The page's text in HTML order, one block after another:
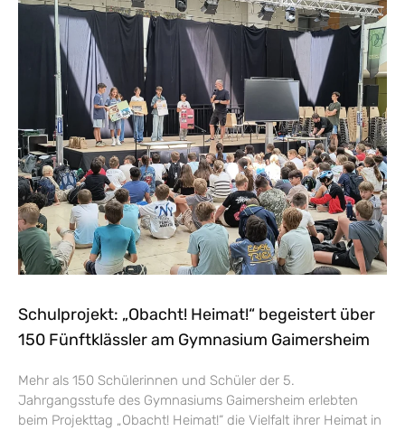
Schulprojekt: „Obacht! Heimat!“ begeistert über
150 Fünftklässler am Gymnasium Gaimersheim
Mehr als 150 Schülerinnen und Schüler der 5.
Jahrgangsstufe des Gymnasiums Gaimersheim erlebten
beim Projekttag „Obacht! Heimat!“ die Vielfalt ihrer Heimat in